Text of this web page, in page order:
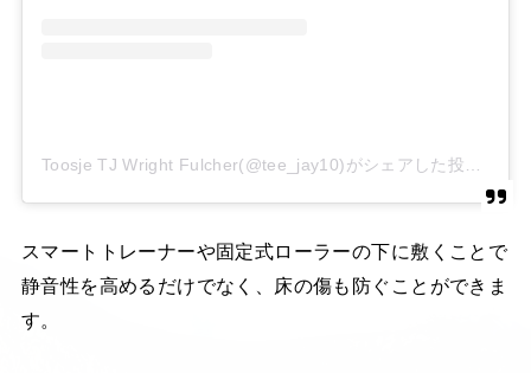
Toosje TJ Wright Fulcher(@tee_jay10)がシェアした投稿
スマートトレーナーや固定式ローラーの下に敷くことで
静音性を高めるだけでなく、床の傷も防ぐことができま
す。